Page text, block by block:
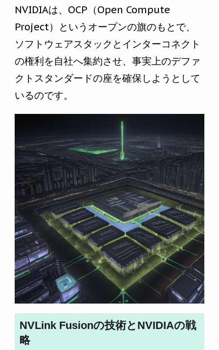
NVIDIAは、OCP（Open Compute
Project）というオープンの旗のもとで、
ソフトウェアスタックとインターコネクト
の権利を自社へ集約させ、事実上のデファ
クトスタンダードの座を確保しようとして
いるのです。
NVLink Fusionの技術とNVIDIAの戦
略